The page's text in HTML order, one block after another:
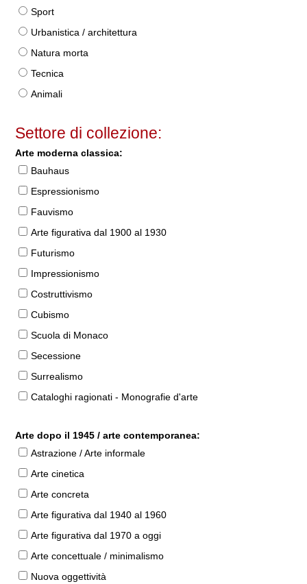
Sport
Urbanistica / architettura
Natura morta
Tecnica
Animali
Settore di collezione:
Arte moderna classica:
Bauhaus
Espressionismo
Fauvismo
Arte figurativa dal 1900 al 1930
Futurismo
Impressionismo
Costruttivismo
Cubismo
Scuola di Monaco
Secessione
Surrealismo
Cataloghi ragionati - Monografie d'arte
Arte dopo il 1945 / arte contemporanea:
Astrazione / Arte informale
Arte cinetica
Arte concreta
Arte figurativa dal 1940 al 1960
Arte figurativa dal 1970 a oggi
Arte concettuale / minimalismo
Nuova oggettività